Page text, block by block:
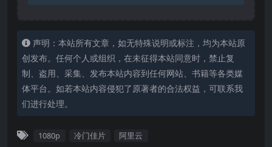
声明：本站所有文章，如无特殊说明或标注，均为本站原
创发布。任何个人或组织，在未征得本站同意时，禁止复
制、盗用、采集、发布本站内容到任何网站、书籍等各类媒
体平台。如若本站内容侵犯了原著者的合法权益，可联系我
们进行处理。
1080p 冷门佳片 阿里云